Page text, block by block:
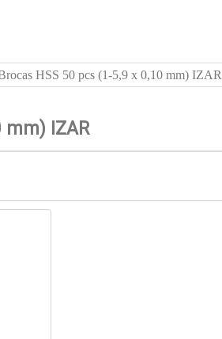
HSS 50 pcs (1-5,9 x 0,10 mm) IZAR
mm) IZAR